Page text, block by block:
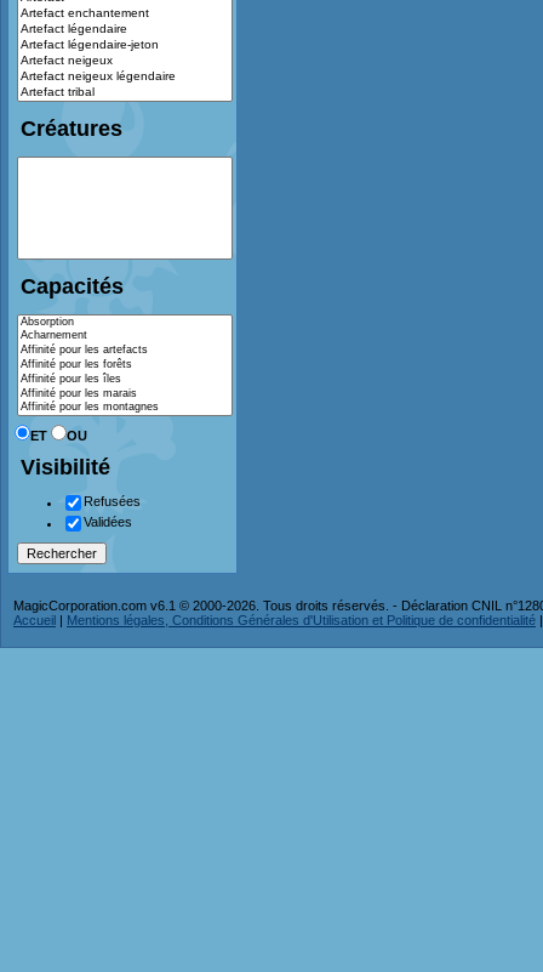
Créatures
Capacités
ET OU
Visibilité
Refusées
Validées
MagicCorporation.com v6.1 © 2000-2026. Tous droits réservés. - Déclaration CNIL
Accueil | Mentions légales, Conditions Générales d'Utilisation et Politique de confidentialité